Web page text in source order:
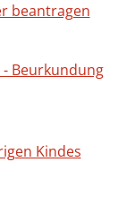
beantragen
Beurkundung
Kindes